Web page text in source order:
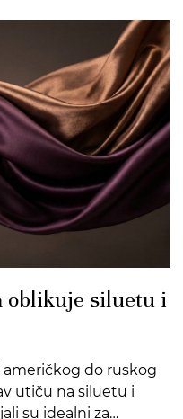
oblikuje siluetu i
američkog do ruskog
utiču na siluetu i
su idealni za